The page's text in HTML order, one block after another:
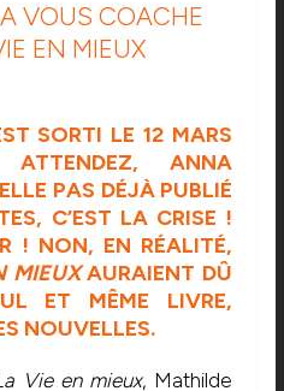
VOUS COACHE
EN MIEUX
SORTI LE 12 MARS
ATTENDEZ, ANNA
PAS DÉJÀ PUBLIÉ
C’EST LA CRISE !
! NON, EN RÉALITÉ,
MIEUXAURAIENT DÛ
ET MÊME LIVRE,
NOUVELLES.
Vie en mieux, Mathilde